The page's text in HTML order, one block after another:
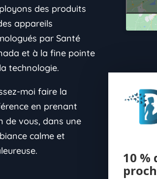
des produits
appareils
par Santé
et à la fine pointe
technologie.
moi faire la
en prenant
de vous, dans une
calme et
10 %